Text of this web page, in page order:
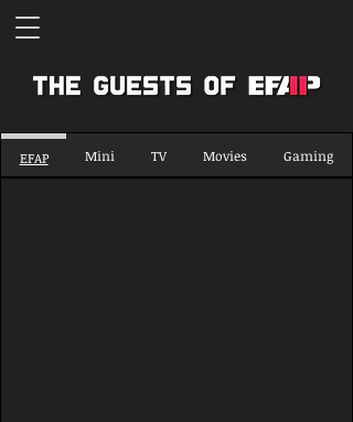
EFAP Mini TV Movies Gaming